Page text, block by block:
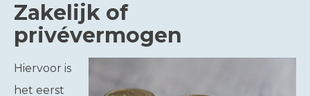
Zakelijk of
privévermogen
Hiervoor is
het eerst